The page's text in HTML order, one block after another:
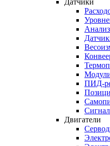
Датчики
ПИД-
Двигатели